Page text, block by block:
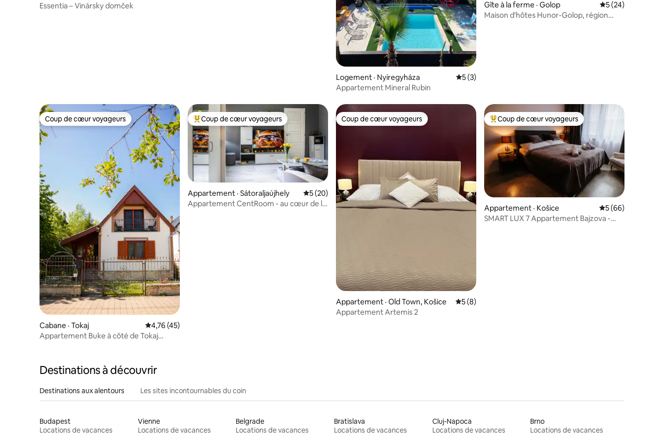
Essentia – Vinársky domček
Logement · Nyíregyháza Note moyenne de 5 sur 5, 3 commentaires
5 (3)
Appartement Mineral Rubin
Gîte à la ferme · Golop Note moyenne de
5 (24)
Maison d'hôtes Hunor-Golop, région
Coup de cœur voyageurs
Coup de cœur voyageurs
Cabane · Tokaj Note moyenne de 4,76 sur 5, 45 commentaires
4,76 (45)
Appartement Buke à côté de Tokaj
Coup de cœur voyageurs parmi les plus aimés
Coup de cœur voyageurs
Appartement · Sátoraljaújhely Note moyenne de 5 sur 5, 20 commentaires
5 (20)
Appartement CentRoom - au cœur de la
Coup de cœur voyageurs
Coup de cœur voyageurs
Appartement · Old Town, Košice Note moyenne de 5 sur 5, 8 commentaires
5 (8)
Appartement Artemis 2
Coup de cœur voyageurs parmi les plus aimés
Coup de cœur voyageurs
Appartement · Košice Note moyenne de
5 (66)
SMART LUX 7 Appartement Bajzova -
Destinations à découvrir
Destinations aux alentours Les sites incontournables du coin
Budapest
Locations de vacances
Vienne
Locations de vacances
Belgrade
Locations de vacances
Bratislava
Locations de vacances
Cluj-Napoca
Locations de vacances
Brno
Locations de vacances